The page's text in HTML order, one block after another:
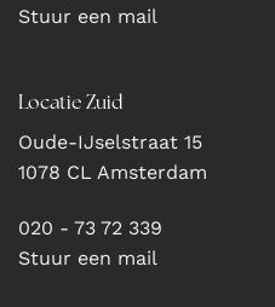
Stuur een mail
Locatie Zuid
Oude-IJselstraat 15
1078 CL Amsterdam
020 - 73 72 339
Stuur een mail